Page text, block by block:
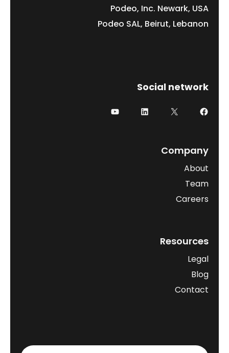
Podeo, Inc. Newark, USA
Podeo SAL, Beirut, Lebanon
Social network
فيسبوك
إكس لينكد إن يوتيوب
Company
About
Team
Careers
Resources
Legal
Blog
Contact